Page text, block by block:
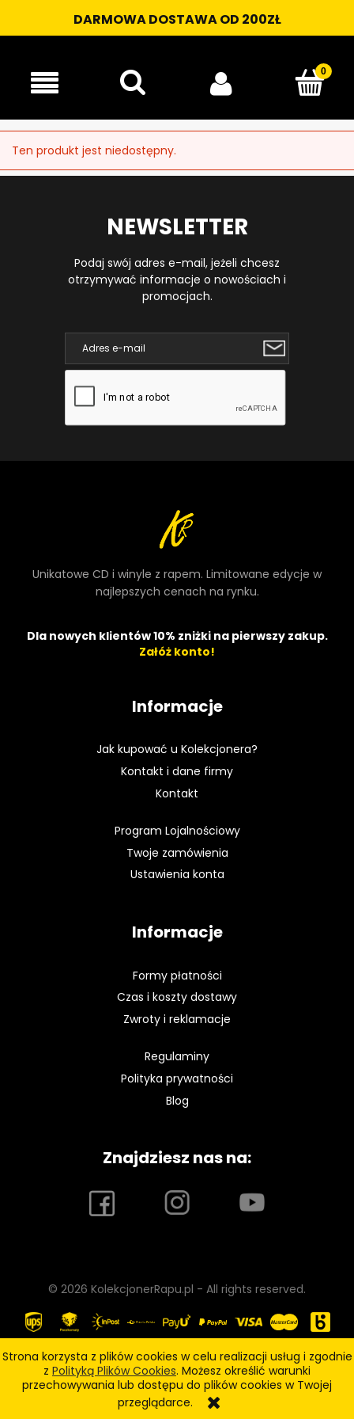
Strona korzysta z plików cookies w celu realizacji usług i zgodnie
z Polityką Plików Cookies. Możesz określić warunki
przechowywania lub dostępu do plików cookies w Twojej
przeglądarce.
DARMOWA DOSTAWA OD 200ZŁ
Ten produkt jest niedostępny.
NEWSLETTER
Podaj swój adres e-mail, jeżeli chcesz
otrzymywać informacje o nowościach i
promocjach.
Unikatowe CD i winyle z rapem. Limitowane edycje w
najlepszych cenach na rynku.
Dla nowych klientów 10% zniżki na pierwszy zakup.
Załóż konto!
Informacje
Jak kupować u Kolekcjonera?
Kontakt i dane firmy
Kontakt
Program Lojalnościowy
Twoje zamówienia
Ustawienia konta
Informacje
Formy płatności
Czas i koszty dostawy
Zwroty i reklamacje
Regulaminy
Polityka prywatności
Blog
Znajdziesz nas na:
© 2026 KolekcjonerRapu.pl - All rights reserved.
pokaż pełną wersję strony
Sklep internetowy Shoper.pl